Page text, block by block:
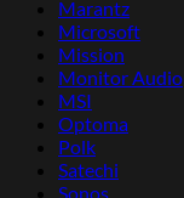
Marantz
Microsoft
Mission
Monitor Audio
MSI
Optoma
Polk
Satechi
Sonos